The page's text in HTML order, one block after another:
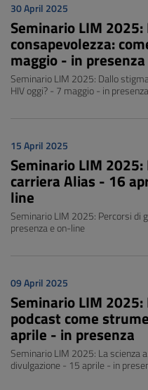
30 April 2025
Seminario LIM
consapevolezza:
maggio - in
Seminario LIM 2025: Dallo
HIV oggi? - 7 maggio - in
15 April 2025
Seminario LIM
carriera Alias - 16
line
Seminario LIM 2025: Percorsi di
presenza e on-line
09 April 2025
Seminario LIM 2025:
podcast come
aprile - in presenza
Seminario LIM 2025: La scienza
divulgazione - 15 aprile - in